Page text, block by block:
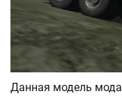
Данная модель мода